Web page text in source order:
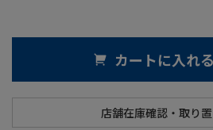
カートに入れる